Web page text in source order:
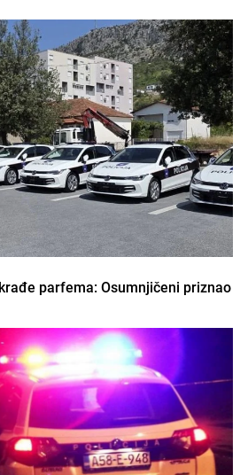
parfema: Osumnjičeni priznao